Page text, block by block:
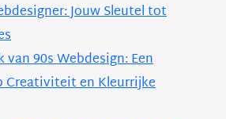
Jouw Sleutel tot
van 90s Webdesign: Een
Creativiteit en Kleurrijke